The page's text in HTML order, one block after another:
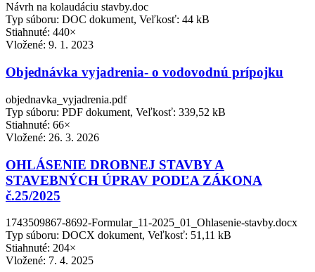
Návrh na kolaudáciu stavby.doc
Typ súboru: DOC dokument, Veľkosť: 44 kB
Stiahnuté: 440×
Vložené: 9. 1. 2023
Objednávka vyjadrenia- o vodovodnú prípojku
objednavka_vyjadrenia.pdf
Typ súboru: PDF dokument, Veľkosť: 339,52 kB
Stiahnuté: 66×
Vložené: 26. 3. 2026
OHLÁSENIE DROBNEJ STAVBY A
STAVEBNÝCH ÚPRAV PODĽA ZÁKONA
č.25/2025
1743509867-8692-Formular_11-2025_01_Ohlasenie-stavby.docx
Typ súboru: DOCX dokument, Veľkosť: 51,11 kB
Stiahnuté: 204×
Vložené: 7. 4. 2025